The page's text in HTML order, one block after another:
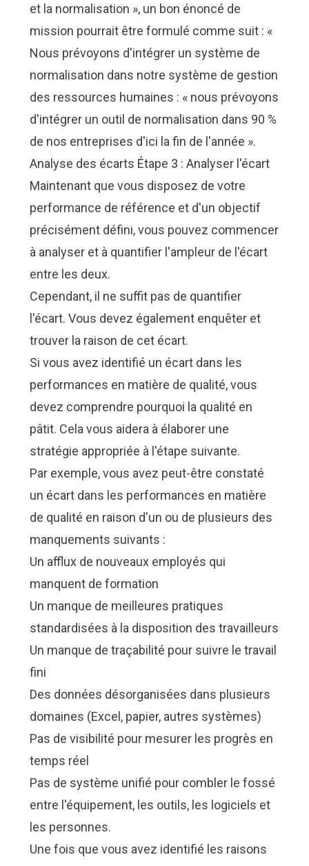
et la normalisation », un bon énoncé de
mission pourrait être formulé comme suit : «
Nous prévoyons d'intégrer un système de
normalisation dans notre système de gestion
des ressources humaines : « nous prévoyons
d'intégrer un outil de normalisation dans 90 %
de nos entreprises d'ici la fin de l'année ».
Analyse des écarts Étape 3 : Analyser l'écart
Maintenant que vous disposez de votre
performance de référence et d'un objectif
précisément défini, vous pouvez commencer
à analyser et à quantifier l'ampleur de l'écart
entre les deux.
Cependant, il ne suffit pas de quantifier
l'écart. Vous devez également enquêter et
trouver la raison de cet écart.
Si vous avez identifié un écart dans les
performances en matière de qualité, vous
devez comprendre pourquoi la qualité en
pâtit. Cela vous aidera à élaborer une
stratégie appropriée à l'étape suivante.
Par exemple, vous avez peut-être constaté
un écart dans les performances en matière
de qualité en raison d'un ou de plusieurs des
manquements suivants :
Un afflux de nouveaux employés qui
manquent de formation
Un manque de meilleures pratiques
standardisées à la disposition des travailleurs
Un manque de traçabilité pour suivre le travail
fini
Des données désorganisées dans plusieurs
domaines (Excel, papier, autres systèmes)
Pas de visibilité pour mesurer les progrès en
temps réel
Pas de système unifié pour combler le fossé
entre l'équipement, les outils, les logiciels et
les personnes.
Une fois que vous avez identifié les raisons